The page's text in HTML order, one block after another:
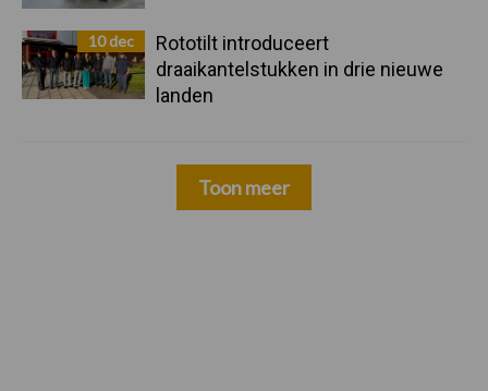
10 dec
Rototilt introduceert
draaikantelstukken in drie nieuwe
landen
Toon meer